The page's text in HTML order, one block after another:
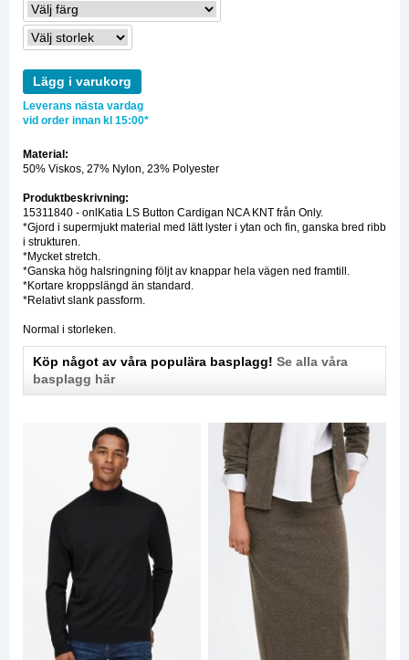
Lägg i varukorg
Leverans nästa vardag
vid order innan kl 15:00*
Material:
50% Viskos, 27% Nylon, 23% Polyester
Produktbeskrivning:
15311840 - onlKatia LS Button Cardigan NCA KNT från Only.
*Gjord i supermjukt material med lätt lyster i ytan och fin, ganska bred ribb
i strukturen.
*Mycket stretch.
*Ganska hög halsringning följt av knappar hela vägen ned framtill.
*Kortare kroppslängd än standard.
*Relativt slank passform.
Normal i storleken.
Köp något av våra populära basplagg! Se alla våra
basplagg här